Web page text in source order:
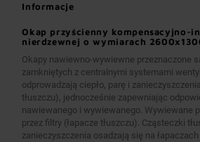
Informacje
Okap przyścienny kompensacyjno-
nierdzewnej o wymiarach
Okapy nawiewno-wywiewne przeznaczone
zamkniętych z centralnymi systemami
odprowadzają ciepło, parę i
tłuszczu), jednocześnie zapewniając
nawiewanego i wywiewanego. Wywiewane
przez filtry (łapacze tłuszczu). Cząsteczki
zanieczyszczenia osadzają się na